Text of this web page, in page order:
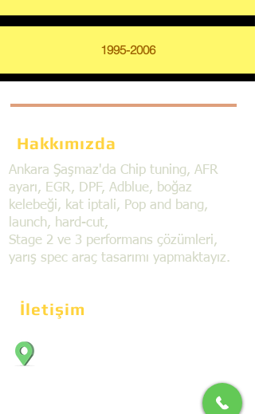
1995-2006
Hakkımızda
Ankara Şaşmaz'da Chip tuning, AFR
ayarı, EGR, DPF, Adblue, boğaz
kelebeği, kat iptali, Pop and bang,
launch, hard-cut,
Stage 2 ve 3 performans çözümleri,
yarış spec araç tasarımı yapmaktayız.
İletişim